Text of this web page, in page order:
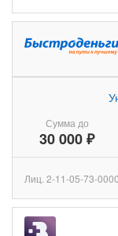
Сумма до
30 000 ₽
Лиц. 2-11-05-73-